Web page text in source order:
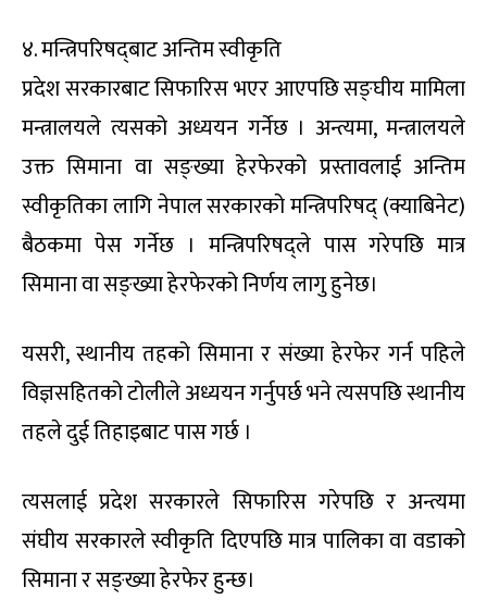
४. मन्त्रिपरिषद्‌बाट अन्तिम स्वीकृति
प्रदेश सरकारबाट सिफारिस भएर आएपछि सङ्घीय मामिला
मन्त्रालयले त्यसको अध्ययन गर्नेछ । अन्त्यमा, मन्त्रालयले
उक्त सिमाना वा सङ्ख्या हेरफेरको प्रस्तावलाई अन्तिम
स्वीकृतिका लागि नेपाल सरकारको मन्त्रिपरिषद् (क्याबिनेट)
बैठकमा पेस गर्नेछ । मन्त्रिपरिषद्‌ले पास गरेपछि मात्र
सिमाना वा सङ्ख्या हेरफेरको निर्णय लागु हुनेछ।
यसरी, स्थानीय तहको सिमाना र संख्या हेरफेर गर्न पहिले
विज्ञसहितको टोलीले अध्ययन गर्नुपर्छ भने त्यसपछि स्थानीय
तहले दुई तिहाइबाट पास गर्छ ।
त्यसलाई प्रदेश सरकारले सिफारिस गरेपछि र अन्त्यमा
संघीय सरकारले स्वीकृति दिएपछि मात्र पालिका वा वडाको
सिमाना र सङ्ख्या हेरफेर हुन्छ।